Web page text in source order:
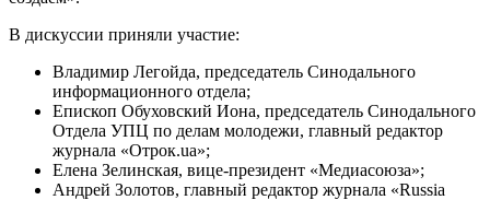
В дискуссии приняли участие:
Владимир Легойда, председатель Синодального
информационного отдела;
Епископ Обуховский Иона, председатель Синодального
Отдела УПЦ по делам молодежи, главный редактор
журнала «Отрок.ua»;
Елена Зелинская, вице-президент «Медиасоюза»;
Андрей Золотов, главный редактор журнала «Russia